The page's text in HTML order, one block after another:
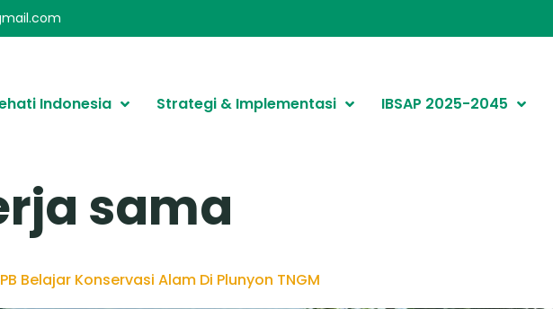
Indonesia Strategi & Implementasi IBSAP 2025-2045
sama
Belajar Konservasi Alam Di Plunyon TNGM